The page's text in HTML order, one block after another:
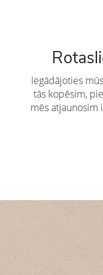
Iegādājoties
tās kopēsim,
mēs atjaunosim